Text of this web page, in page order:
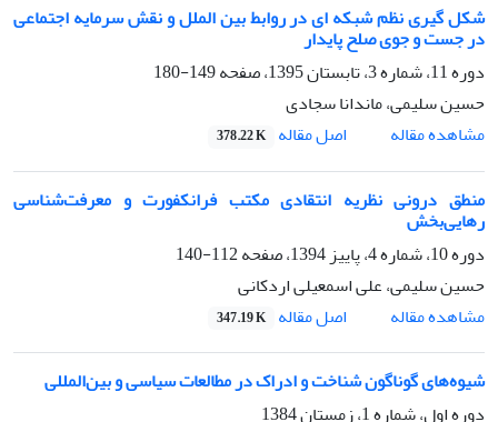
شکل گیری نظم شبکه ای در روابط بین الملل و نقش سرمایه اجتماعی
در جست و جوی صلح پایدار
دوره 11، شماره 3، تابستان 1395، صفحه
149-180
حسین سلیمی، ماندانا سجادی
مشاهده مقاله
اصل مقاله 378.22 K
منطق درونی نظریه انتقادی مکتب فرانکفورت و معرفت‌شناسی
رهایی‌بخش
دوره 10، شماره 4، پاییز 1394، صفحه
112-140
حسین سلیمی، علی اسمعیلی اردکانی
مشاهده مقاله
اصل مقاله 347.19 K
شیوه‌های گوناگون شناخت و ادراک در مطالعات سیاسی و بین‌المللی
دوره اول، شماره 1، زمستان 1384